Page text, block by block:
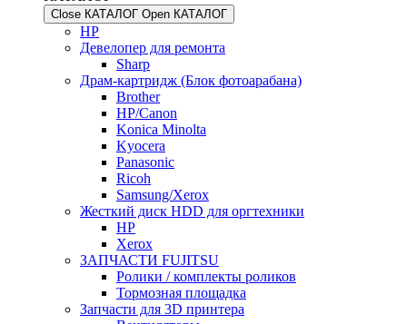
Close КАТАЛОГ Open КАТАЛОГ
HP
Девелопер для ремонта
Sharp
Драм-картридж (Блок фотоарабана)
Brother
HP/Canon
Konica Minolta
Kyocera
Panasonic
Ricoh
Samsung/Xerox
Жесткий диск HDD для оргтехники
HP
Xerox
ЗАПЧАСТИ FUJITSU
Ролики / комплекты роликов
Тормозная площадка
Запчасти для 3D принтера